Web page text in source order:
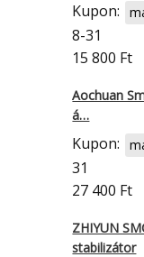
Kupon:
8-31
15 800 Ft
Aochuan
á…
Kupon:
31
27 400 Ft
ZHIYUN
stabilizátor